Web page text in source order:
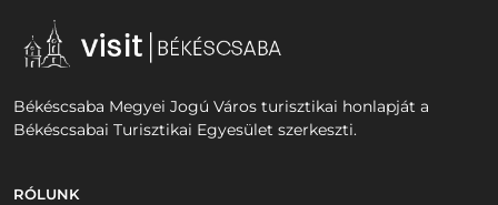
Békéscsaba Megyei Jogú Város turisztikai honlapját a
Békéscsabai Turisztikai Egyesület szerkeszti.
RÓLUNK